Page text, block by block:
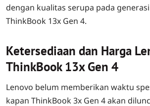
dengan kualitas serupa pada
ThinkBook 13x Gen 4.
Ketersediaan dan Harga
ThinkBook 13x Gen 4
Lenovo belum memberikan waktu
kapan ThinkBook 3x Gen 4 akan